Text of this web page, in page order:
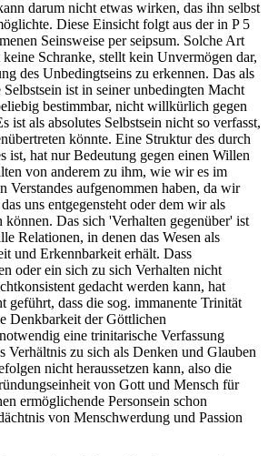
darum nicht etwas wirken, das ihn selbst
Diese Einsicht folgt aus der in P 5
Seinsweise per seipsum. Solche Art
Schranke, stellt kein Unvermögen dar,
des Unbedingtseins zu erkennen. Das als
ist in seiner unbedingten Macht
bestimmbar, nicht willkürlich gegen
ist als absolutes Selbstsein nicht so verfasst,
könnte. Eine Struktur des durch
ist, hat nur Bedeutung gegen einen Willen
von anderem zu ihm, wie wir es im
Verstandes aufgenommen haben, da wir
uns entgegensteht oder dem wir als
können. Das sich 'Verhalten gegenüber' ist
Relationen, in denen das Wesen als
und Erkennbarkeit erhält. Dass
oder ein sich zu sich Verhalten nicht
gedacht werden kann, hat
geführt, dass die sog. immanente Trinität
Denkbarkeit der Göttlichen
eine trinitarische Verfassung
Verhältnis zu sich als Denken und Glauben
nicht heraussetzen kann, also die
von Gott und Mensch für
ermöglichende Personsein schon
von Menschwerdung und Passion